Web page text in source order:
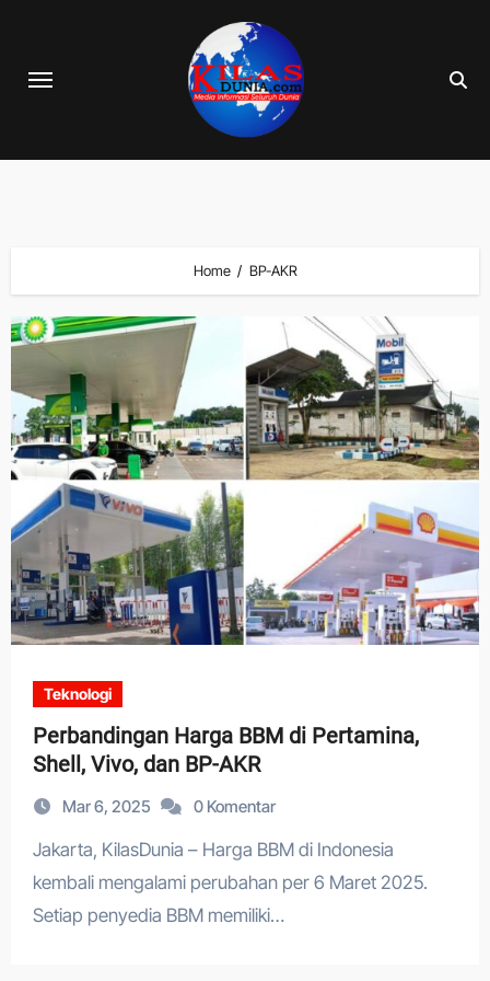
content
Home BP-AKR
Teknologi
Perbandingan Harga BBM di Pertamina,
Shell, Vivo, dan BP-AKR
Mar 6, 2025 0 Komentar
Jakarta, KilasDunia – Harga BBM di Indonesia
kembali mengalami perubahan per 6 Maret 2025.
Setiap penyedia BBM memiliki…